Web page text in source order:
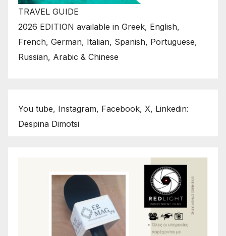
TRAVEL GUIDE
2026 EDITION available in Greek, English,
French, German, Italian, Spanish, Portuguese,
Russian, Arabic & Chinese
You tube, Instagram, Facebook, X, Linkedin:
Despina Dimotsi